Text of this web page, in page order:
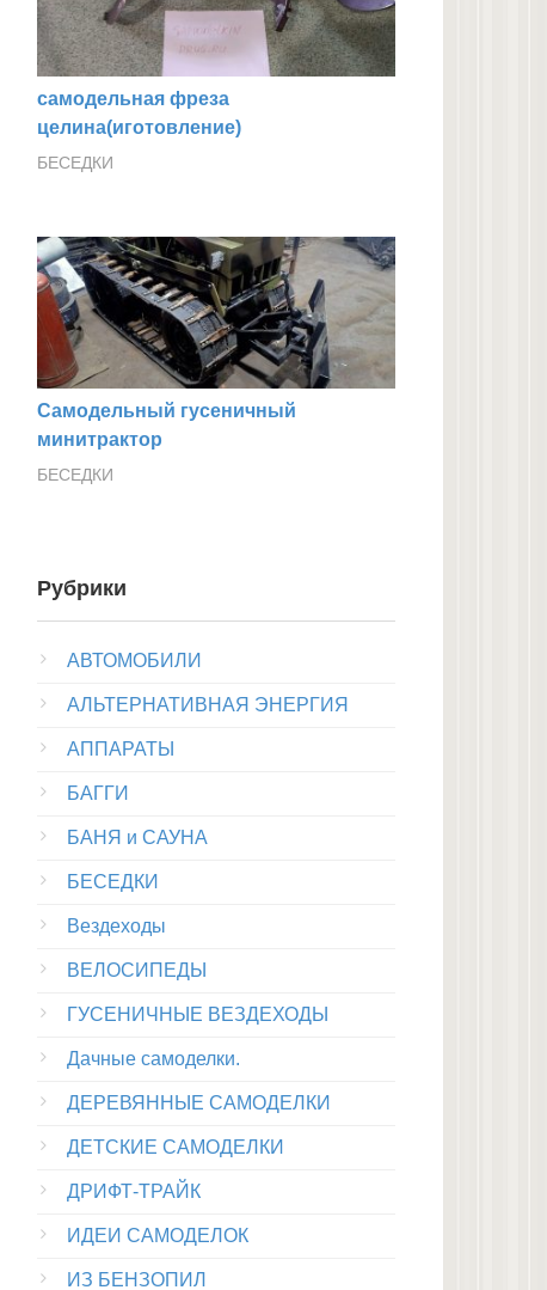
самодельная фреза
целина(иготовление)
БЕСЕДКИ
Самодельный гусеничный
минитрактор
БЕСЕДКИ
Рубрики
АВТОМОБИЛИ
АЛЬТЕРНАТИВНАЯ ЭНЕРГИЯ
АППАРАТЫ
БАГГИ
БАНЯ и САУНА
БЕСЕДКИ
Вездеходы
ВЕЛОСИПЕДЫ
ГУСЕНИЧНЫЕ ВЕЗДЕХОДЫ
Дачные самоделки.
ДЕРЕВЯННЫЕ САМОДЕЛКИ
ДЕТСКИЕ САМОДЕЛКИ
ДРИФТ-ТРАЙК
ИДЕИ САМОДЕЛОК
ИЗ БЕНЗОПИЛ